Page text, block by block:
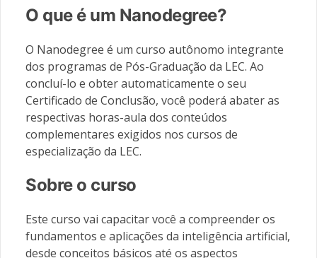
O que é um Nanodegree?
O Nanodegree é um curso autônomo integrante
dos programas de Pós-Graduação da LEC. Ao
concluí-lo e obter automaticamente o seu
Certificado de Conclusão, você poderá abater as
respectivas horas-aula dos conteúdos
complementares exigidos nos cursos de
especialização da LEC.
Sobre o curso
Este curso vai capacitar você a compreender os
fundamentos e aplicações da inteligência artificial,
desde conceitos básicos até os aspectos